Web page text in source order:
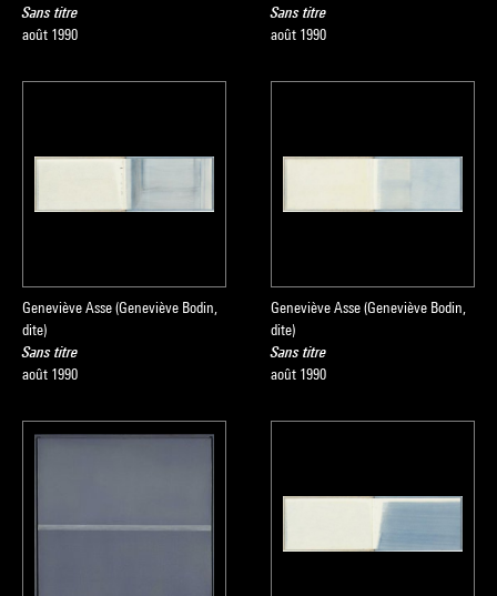
Sans titre
août 1990
Sans titre
août 1990
Geneviève Asse (Geneviève Bodin,
dite)
Sans titre
août 1990
Geneviève Asse (Geneviève Bodin,
dite)
Sans titre
août 1990